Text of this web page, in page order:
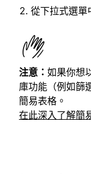
從下拉式選單
注意： 如果你想
庫功能（例如篩
簡易表格。
在此深入了解簡